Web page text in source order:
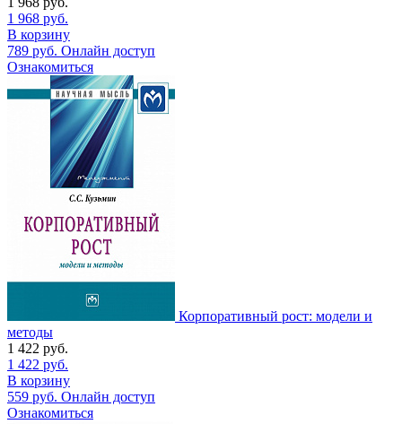
1 968 руб.
В корзину
789 руб. Онлайн доступ
Ознакомиться
Корпоративный рост: модели и
методы
1 422 руб.
1 422 руб.
В корзину
559 руб. Онлайн доступ
Ознакомиться